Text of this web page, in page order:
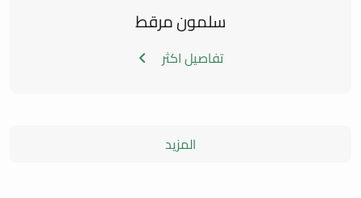
سلمون مرقط
تفاصيل اكثر
المزيد